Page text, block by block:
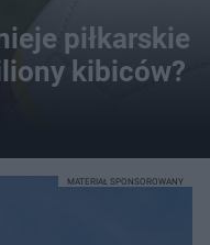
piłkarskie
kibiców?
MATERIAŁ SPONSOROWANY